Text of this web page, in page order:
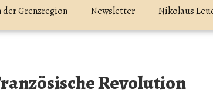
Grenzregion Newsletter Nikolaus
Revolution